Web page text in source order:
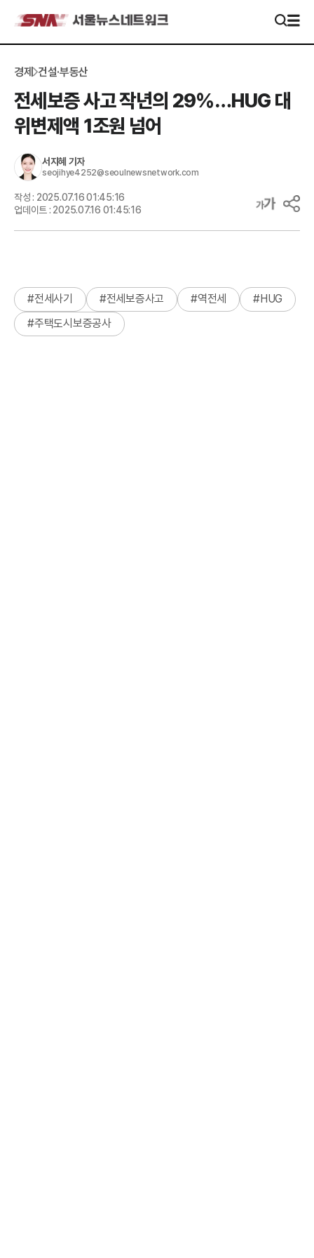
경제 건설·부동산
전세보증 사고 작년의 29%…HUG 대
위변제액 1조원 넘어
서지혜 기자
seojihye4252@seoulnewsnetwork.com
작성 : 2025.07.16 01:45:16
업데이트 : 2025.07.16 01:45:16
#전세사기 #전세보증사고 #역전세 #HUG
#주택도시보증공사